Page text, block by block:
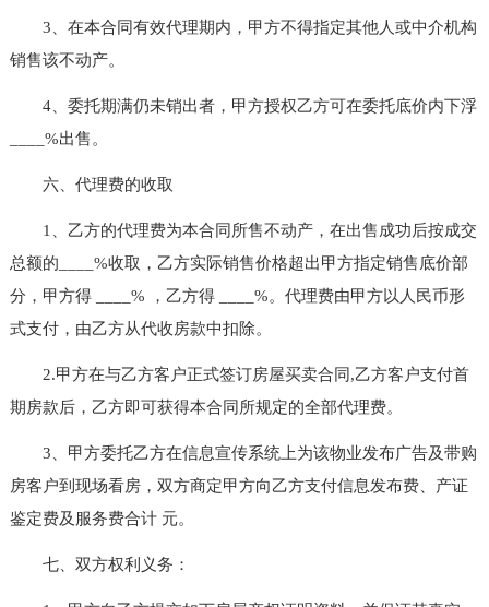
3、在本合同有效代理期内，甲方不得指定其他人或中介机构
销售该不动产。
4、委托期满仍未销出者，甲方授权乙方可在委托底价内下浮
____%出售。
六、代理费的收取
1、乙方的代理费为本合同所售不动产，在出售成功后按成交
总额的____%收取，乙方实际销售价格超出甲方指定销售底价部
分，甲方得 ____% ，乙方得 ____%。代理费由甲方以人民币形
式支付，由乙方从代收房款中扣除。
2.甲方在与乙方客户正式签订房屋买卖合同,乙方客户支付首
期房款后，乙方即可获得本合同所规定的全部代理费。
3、甲方委托乙方在信息宣传系统上为该物业发布广告及带购
房客户到现场看房，双方商定甲方向乙方支付信息发布费、产证
鉴定费及服务费合计 元。
七、双方权利义务：